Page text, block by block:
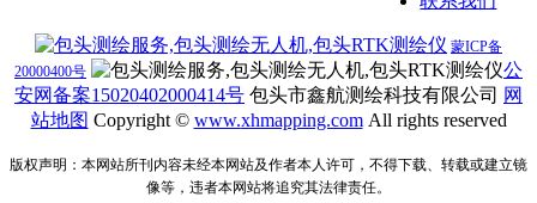
蒙ICP备
20000400号
公
安网备案15020402000414号 包头市鑫航测绘科技有限公司 网
站地图 Copyright © www.xhmapping.comAll rights reserved
版权声明：本网站所刊内容未经本网站及作者本人许可，不得下载、转载或建立镜
像等，违者本网站将追究其法律责任。